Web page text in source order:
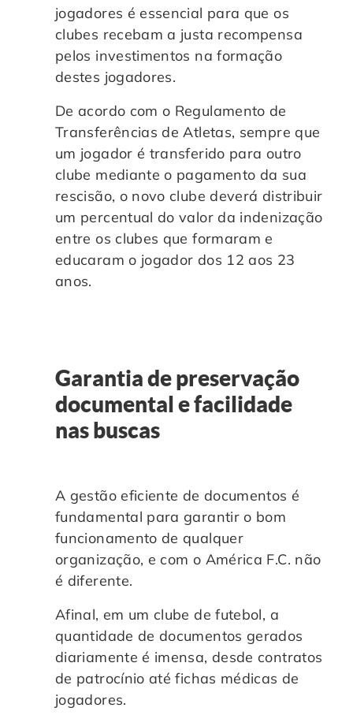
jogadores é essencial para que os
clubes recebam a justa recompensa
pelos investimentos na formação
destes jogadores.
De acordo com o Regulamento de
Transferências de Atletas, sempre que
um jogador é transferido para outro
clube mediante o pagamento da sua
rescisão, o novo clube deverá distribuir
um percentual do valor da indenização
entre os clubes que formaram e
educaram o jogador dos 12 aos 23
anos.
Garantia de preservação
documental e facilidade
nas buscas
A gestão eficiente de documentos é
fundamental para garantir o bom
funcionamento de qualquer
organização, e com o América F.C. não
é diferente.
Afinal, em um clube de futebol, a
quantidade de documentos gerados
diariamente é imensa, desde contratos
de patrocínio até fichas médicas de
jogadores.